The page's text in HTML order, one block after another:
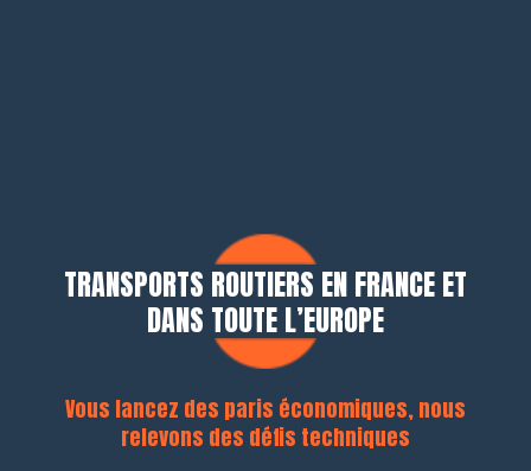
TRANSPORTS ROUTIERS EN FRANCE ET
DANS TOUTE L’EUROPE
Vous lancez des paris économiques, nous
relevons des défis techniques